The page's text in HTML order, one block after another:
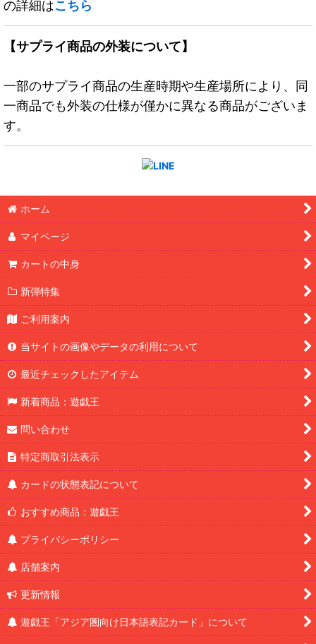
の詳細はこちら
【サプライ商品の外装について】
一部のサプライ商品の生産時期や生産場所により、同
一商品でも外装の仕様が僅かに異なる商品がございま
す。
ホーム
マイページ
カートの中身
新弾特集
ご利用案内
当サイトの画像やデータの利用について
最近チェックしたアイテム
新着商品：遊戯王
問い合わせ
特定商取引法表示
カードの状態表記について
おすすめ商品：遊戯王
プライバシーポリシー
店舗案内
更新情報
遊戯王「アジア圏向け日本語表記カード」について